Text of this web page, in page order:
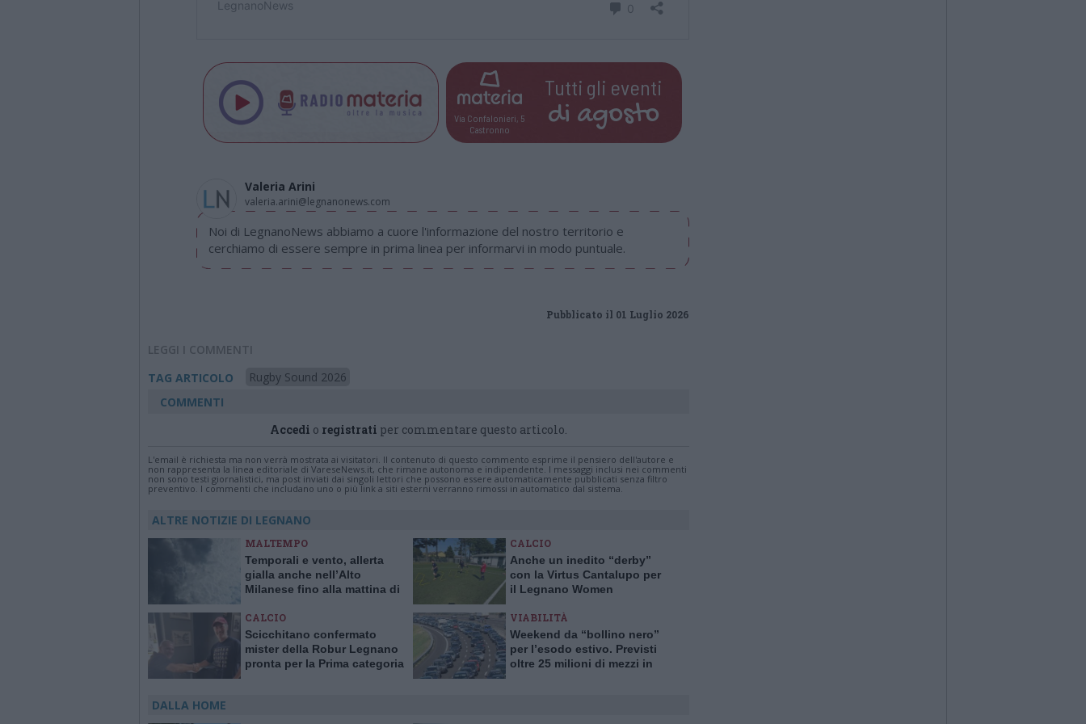
Via Confalonieri, 5
Castronno
Tutti gli eventi
di agosto
Valeria Arini
valeria.arini@legnanonews.com
Noi di LegnanoNews abbiamo a cuore l'informazione del nostro territorio e
cerchiamo di essere sempre in prima linea per informarvi in modo puntuale.
Pubblicato il 01 Luglio 2026
LEGGI I COMMENTI
TAG ARTICOLO
Rugby Sound 2026
COMMENTI
Accedi o registrati per commentare questo articolo.
L'email è richiesta ma non verrà mostrata ai visitatori. Il contenuto di questo commento esprime il pensiero dell'autore e
non rappresenta la linea editoriale di VareseNews.it, che rimane autonoma e indipendente. I messaggi inclusi nei commenti
non sono testi giornalistici, ma post inviati dai singoli lettori che possono essere automaticamente pubblicati senza filtro
preventivo. I commenti che includano uno o più link a siti esterni verranno rimossi in automatico dal sistema.
ALTRE NOTIZIE DI LEGNANO
MALTEMPO
Temporali e vento, allerta
gialla anche nell’Alto
Milanese fino alla mattina di
CALCIO
Anche un inedito “derby”
con la Virtus Cantalupo per
il Legnano Women
CALCIO
Scicchitano confermato
mister della Robur Legnano
pronta per la Prima categoria
VIABILITÀ
Weekend da “bollino nero”
per l’esodo estivo. Previsti
oltre 25 milioni di mezzi in
DALLA HOME